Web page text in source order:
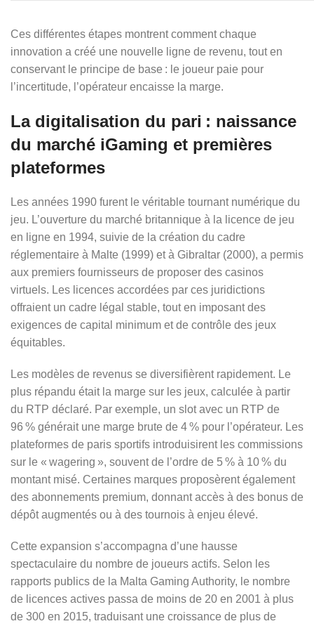
Ces différentes étapes montrent comment chaque
innovation a créé une nouvelle ligne de revenu, tout en
conservant le principe de base : le joueur paie pour
l’incertitude, l’opérateur encaisse la marge.
La digitalisation du pari : naissance
du marché iGaming et premières
plateformes
Les années 1990 furent le véritable tournant numérique du
jeu. L’ouverture du marché britannique à la licence de jeu
en ligne en 1994, suivie de la création du cadre
réglementaire à Malte (1999) et à Gibraltar (2000), a permis
aux premiers fournisseurs de proposer des casinos
virtuels. Les licences accordées par ces juridictions
offraient un cadre légal stable, tout en imposant des
exigences de capital minimum et de contrôle des jeux
équitables.
Les modèles de revenus se diversifièrent rapidement. Le
plus répandu était la marge sur les jeux, calculée à partir
du RTP déclaré. Par exemple, un slot avec un RTP de
96 % générait une marge brute de 4 % pour l’opérateur. Les
plateformes de paris sportifs introduisirent les commissions
sur le « wagering », souvent de l’ordre de 5 % à 10 % du
montant misé. Certaines marques proposèrent également
des abonnements premium, donnant accès à des bonus de
dépôt augmentés ou à des tournois à enjeu élevé.
Cette expansion s’accompagna d’une hausse
spectaculaire du nombre de joueurs actifs. Selon les
rapports publics de la Malta Gaming Authority, le nombre
de licences actives passa de moins de 20 en 2001 à plus
de 300 en 2015, traduisant une croissance de plus de